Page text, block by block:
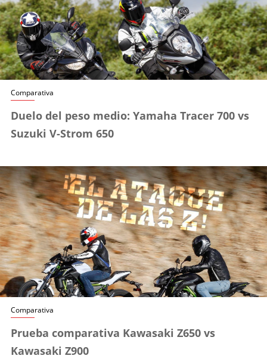
Comparativa
Duelo del peso medio: Yamaha Tracer 700 vs
Suzuki V-Strom 650
Comparativa
Prueba comparativa Kawasaki Z650 vs
Kawasaki Z900